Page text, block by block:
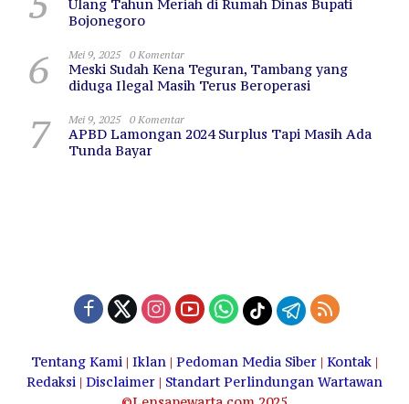
Ulang Tahun Meriah di Rumah Dinas Bupati
Bojonegoro
6 Mei 9, 2025 0 Komentar
Meski Sudah Kena Teguran, Tambang yang
diduga Ilegal Masih Terus Beroperasi
7 Mei 9, 2025 0 Komentar
APBD Lamongan 2024 Surplus Tapi Masih Ada
Tunda Bayar
Tentang Kami | Iklan | Pedoman Media Siber | Kontak |
Redaksi | Disclaimer | Standart Perlindungan Wartawan